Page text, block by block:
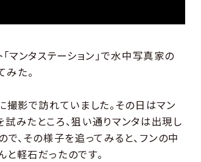
マンタステーション」で水中写真家の
た。
撮影で訪れていました。その日はマン
みたところ、狙い通りマンタは出現し
、その様子を追ってみると、フンの中
軽石だったのです。